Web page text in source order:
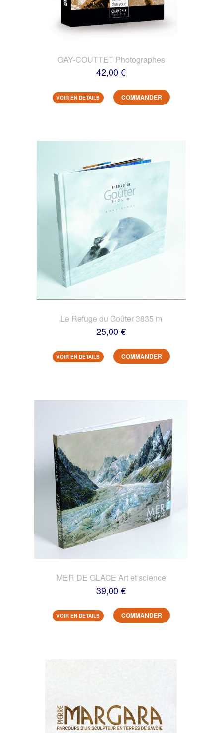
GAY-COUTTET Photographes
42,00 €
VOIR EN DETAILS COMMANDER
Le Refuge du Goûter 3835 m
25,00 €
VOIR EN DETAILS COMMANDER
MER DE GLACE Art et science
39,00 €
VOIR EN DETAILS COMMANDER